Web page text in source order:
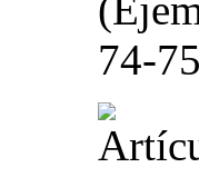
74-75